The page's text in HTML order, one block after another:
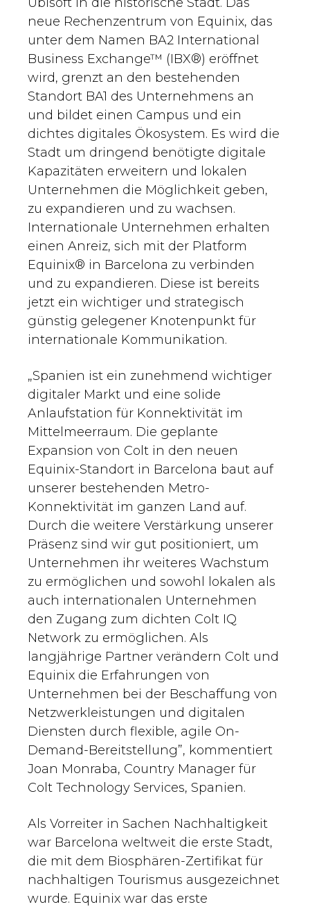
Ubisoft in die historische Stadt. Das
neue Rechenzentrum von Equinix, das
unter dem Namen BA2 International
Business Exchange™ (IBX®) eröffnet
wird, grenzt an den bestehenden
Standort BA1 des Unternehmens an
und bildet einen Campus und ein
dichtes digitales Ökosystem. Es wird die
Stadt um dringend benötigte digitale
Kapazitäten erweitern und lokalen
Unternehmen die Möglichkeit geben,
zu expandieren und zu wachsen.
Internationale Unternehmen erhalten
einen Anreiz, sich mit der Platform
Equinix® in Barcelona zu verbinden
und zu expandieren. Diese ist bereits
jetzt ein wichtiger und strategisch
günstig gelegener Knotenpunkt für
internationale Kommunikation.
„Spanien ist ein zunehmend wichtiger
digitaler Markt und eine solide
Anlaufstation für Konnektivität im
Mittelmeerraum. Die geplante
Expansion von Colt in den neuen
Equinix-Standort in Barcelona baut auf
unserer bestehenden Metro-
Konnektivität im ganzen Land auf.
Durch die weitere Verstärkung unserer
Präsenz sind wir gut positioniert, um
Unternehmen ihr weiteres Wachstum
zu ermöglichen und sowohl lokalen als
auch internationalen Unternehmen
den Zugang zum dichten Colt IQ
Network zu ermöglichen. Als
langjährige Partner verändern Colt und
Equinix die Erfahrungen von
Unternehmen bei der Beschaffung von
Netzwerkleistungen und digitalen
Diensten durch flexible, agile On-
Demand-Bereitstellung”, kommentiert
Joan Monraba, Country Manager für
Colt Technology Services, Spanien.
Als Vorreiter in Sachen Nachhaltigkeit
war Barcelona weltweit die erste Stadt,
die mit dem Biosphären-Zertifikat für
nachhaltigen Tourismus ausgezeichnet
wurde. Equinix war das erste